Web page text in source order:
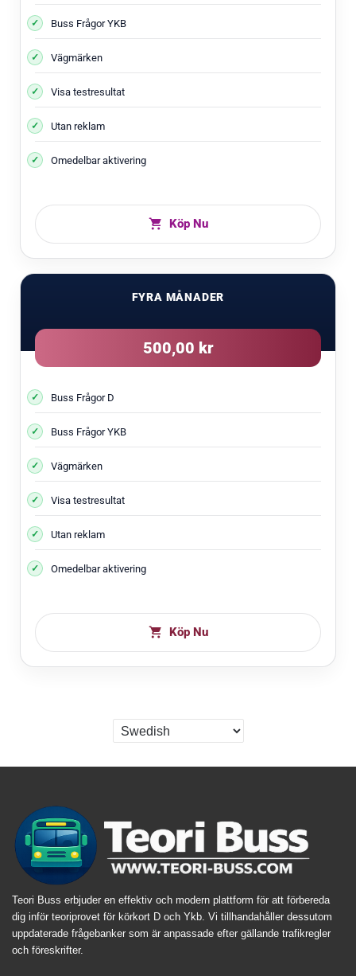
Buss Frågor YKB
Vägmärken
Visa testresultat
Utan reklam
Omedelbar aktivering
Köp Nu
FYRA MÅNADER
500,00 kr
Buss Frågor D
Buss Frågor YKB
Vägmärken
Visa testresultat
Utan reklam
Omedelbar aktivering
Köp Nu
Teori Buss erbjuder en effektiv och modern plattform för att förbereda
dig inför teoriprovet för körkort D och Ykb. Vi tillhandahåller dessutom
uppdaterade frågebanker som är anpassade efter gällande trafikregler
och föreskrifter.